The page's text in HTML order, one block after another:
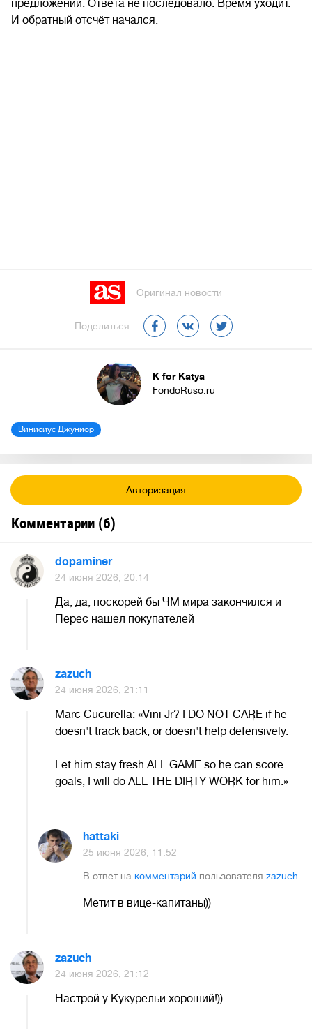
предложений. Ответа не последовало. Время уходит.
И обратный отсчёт начался.
Оригинал новости
Поделиться:
K for Katya
FondoRuso.ru
Винисиус Джуниор
Авторизация
Комментарии (6)
dopaminer
24 июня 2026, 20:14
Да, да, поскорей бы ЧМ мира закончился и
Перес нашел покупателей
zazuch
24 июня 2026, 21:11
Marc Cucurella: «Vini Jr? I DO NOT CARE if he
doesn't track back, or doesn't help defensively.
Let him stay fresh ALL GAME so he can score
goals, I will do ALL THE DIRTY WORK for him.»
hattaki
25 июня 2026, 11:52
В ответ на комментарий пользователя zazuch
Метит в вице-капитаны))
zazuch
24 июня 2026, 21:12
Настрой у Кукурельи хороший!))